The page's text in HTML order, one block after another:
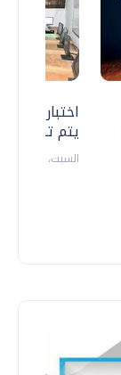
اختبارات
يتم
السبت، 18 يوليو 2026 09:22 ص